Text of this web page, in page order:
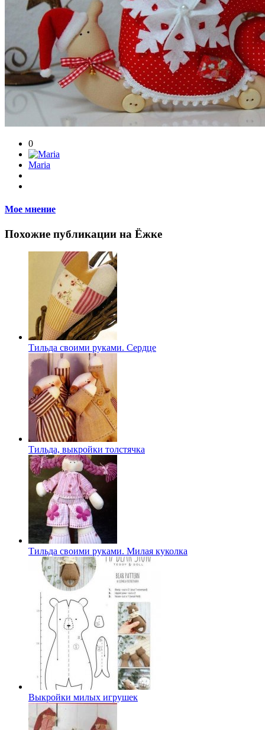
0
Maria
Мое мнение
Похожие публикации на Ёжке
Тильда своими руками. Сердце
Тильда, выкройки толстячка
Тильда своими руками. Милая куколка
Выкройки милых игрушек